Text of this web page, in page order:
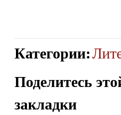
Категории:
Поделитесь
закладки